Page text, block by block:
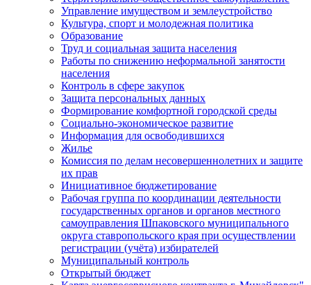
Управление имуществом и землеустройство
Культура, спорт и молодежная политика
Образование
Труд и социальная защита населения
Работы по снижению неформальной занятости
населения
Контроль в сфере закупок
Защита персональных данных
Формирование комфортной городской среды
Социально-экономическое развитие
Информация для освободившихся
Жилье
Комиссия по делам несовершеннолетних и защите
их прав
Инициативное бюджетирование
Рабочая группа по координации деятельности
государственных органов и органов местного
самоуправления Шпаковского муниципального
округа ставропольского края при осуществлении
регистрации (учёта) избирателей
Муниципальный контроль
Открытый бюджет